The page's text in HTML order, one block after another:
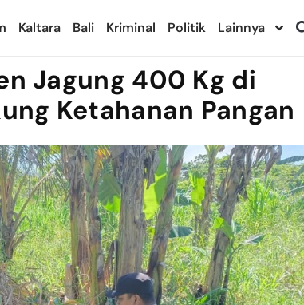
Kaltara Bali Kriminal Politik Lainnya
Jagung 400 Kg di
Ketahanan Pangan